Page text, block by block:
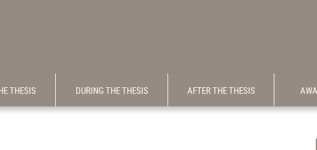
THESIS DURING THE THESIS AFTER THE THESIS